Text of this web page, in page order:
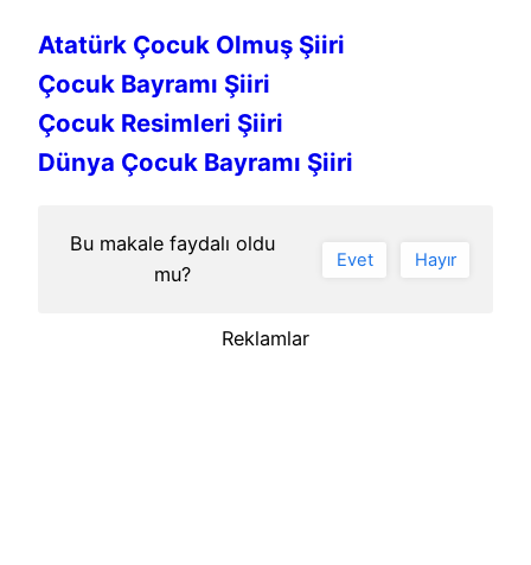
Atatürk Çocuk Olmuş Şiiri
Çocuk Bayramı Şiiri
Çocuk Resimleri Şiiri
Dünya Çocuk Bayramı Şiiri
Bu makale faydalı oldu
mu?
Evet Hayır
Reklamlar